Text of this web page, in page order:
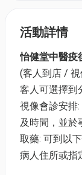
活動詳情
怡健堂中醫疫
(客人到店 /
客人可選擇到
視像會診安排
及時間，並於
取藥: 可到以
病人住所或指